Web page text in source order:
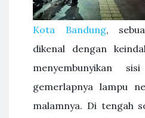
Kota Bandung,
dikenal dengan
menyembunyikan
gemerlapnya lampu
malamnya. Di tengah